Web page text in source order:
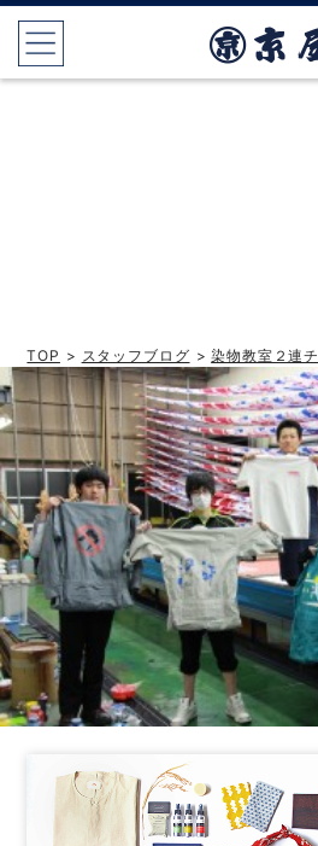
TOP > スタッフブログ >染物教室２連